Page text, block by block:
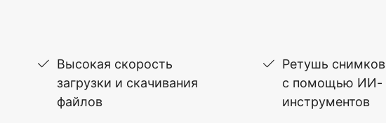
Высокая скорость
загрузки и скачивания
файлов
Ретушь снимков
с помощью ИИ-
инструментов